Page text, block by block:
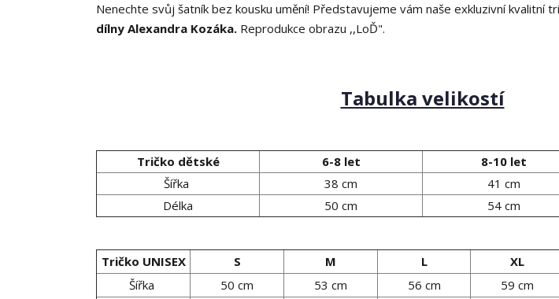
Nenechte svůj šatník bez kousku umění! Představujeme vám naše exkluzivní kvalitní
dílny Alexandra Kozáka. Reprodukce obrazu ,,LoĎ".
Tabulka velikostí
Tričko dětské 6-8 let 8-10 let
Šířka
38 cm 41 cm
Délka
50 cm 54 cm
Tričko UNISEX S M L XL
Šířka
50 cm 53 cm 56 cm 59 cm